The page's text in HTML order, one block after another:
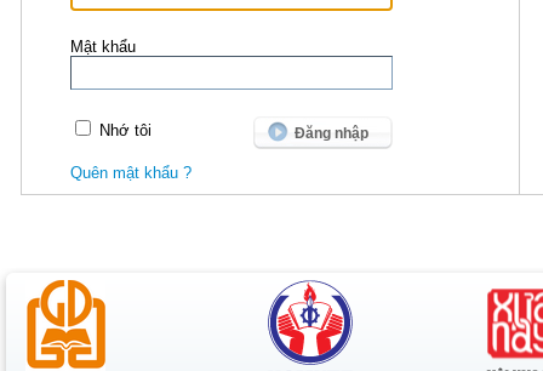
Mật khẩu
Nhớ tôi
Quên mật khẩu ?